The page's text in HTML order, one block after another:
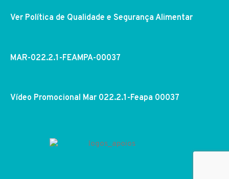
Ver Política de Qualidade e Segurança Alimentar
MAR-022.2.1-FEAMPA-00037
Vídeo Promocional Mar 022.2.1-Feapa 00037